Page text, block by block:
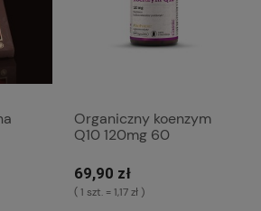
Organiczny koenzym
Q10 120mg 60
(K302)
69,90 zł
( 1 szt. = 1,17 zł )